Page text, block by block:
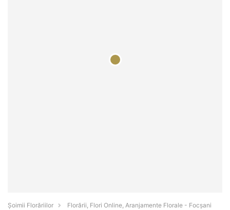
Șoimii Florăriilor
Florării, Flori Online, Aranjamente Florale - Focşani